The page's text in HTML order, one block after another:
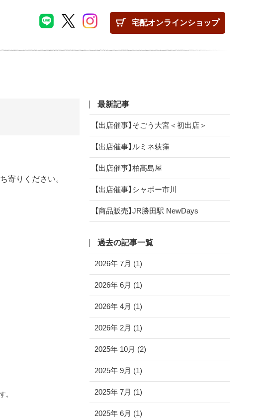
宅配オンラインショップ
寄りください。
。
最新記事
【出店催事】そごう大宮＜初出店＞
【出店催事】ルミネ荻窪
【出店催事】柏髙島屋
【出店催事】シャポー市川
【商品販売】JR勝田駅 NewDays
過去の記事一覧
2026年 7月 (1)
2026年 6月 (1)
2026年 4月 (1)
2026年 2月 (1)
2025年 10月 (2)
2025年 9月 (1)
2025年 7月 (1)
2025年 6月 (1)